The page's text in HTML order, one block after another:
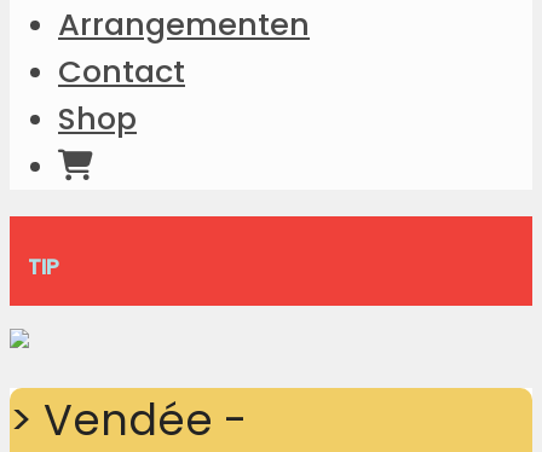
Arrangementen
Contact
Shop
TIP
> Vendée -